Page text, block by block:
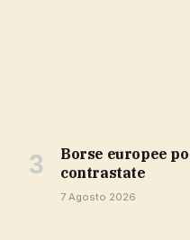
Borse europee poco mosse, piazze asiatiche
contrastate
7 Agosto 2026